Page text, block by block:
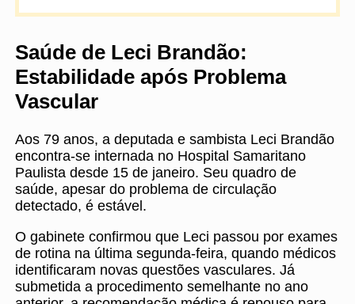
Saúde de Leci Brandão:
Estabilidade após Problema
Vascular
Aos 79 anos, a deputada e sambista Leci Brandão
encontra-se internada no Hospital Samaritano
Paulista desde 15 de janeiro. Seu quadro de
saúde, apesar do problema de circulação
detectado, é estável.
O gabinete confirmou que Leci passou por exames
de rotina na última segunda-feira, quando médicos
identificaram novas questões vasculares. Já
submetida a procedimento semelhante no ano